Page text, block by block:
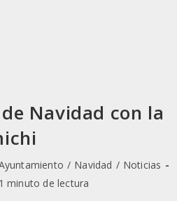
Navidad con la
/ Navidad / Noticias
1 minuto de lectura